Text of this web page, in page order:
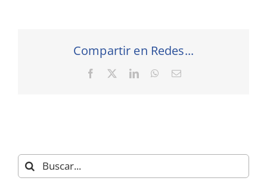
Compartir en Redes...
Facebook LinkedInWhatsApp
Correo
Buscar: